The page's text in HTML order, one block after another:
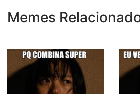
Memes